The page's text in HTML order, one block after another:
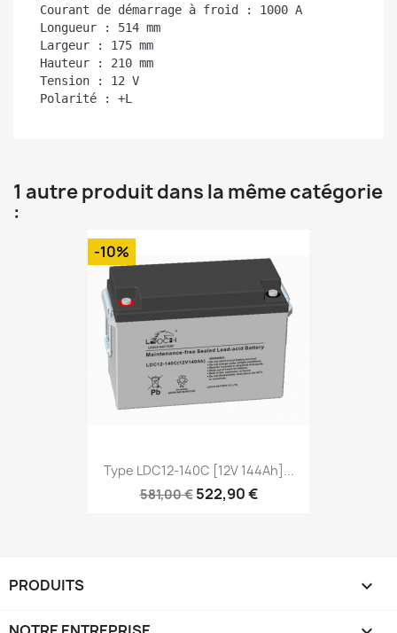
Courant de démarrage à froid : 1000 A
Longueur : 514 mm
Largeur : 175 mm
Hauteur : 210 mm
Tension : 12 V
Polarité : +L
1 autre produit dans la même catégorie
:
Type LDC12-140C [12V 144Ah]...
581,00 € 522,90 €
-10%
PRODUITS 